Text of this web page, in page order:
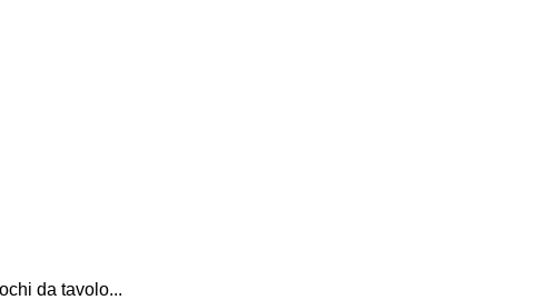
da tavolo...